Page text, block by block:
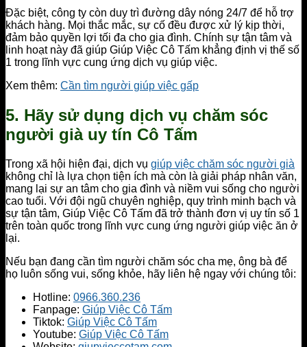
Đặc biệt, công ty còn duy trì đường dây nóng 24/7 để hỗ trợ
khách hàng. Mọi thắc mắc, sự cố đều được xử lý kịp thời,
đảm bảo quyền lợi tối đa cho gia đình. Chính sự tận tâm và
linh hoạt này đã giúp Giúp Việc Cô Tấm khẳng định vị thế số
1 trong lĩnh vực cung ứng dịch vụ giúp việc.
Xem thêm: Cần tìm người giúp việc gấp
5. Hãy sử dụng dịch vụ chăm sóc
người già uy tín Cô Tấm
Trong xã hội hiện đại, dịch vụ giúp việc chăm sóc người già
không chỉ là lựa chọn tiện ích mà còn là giải pháp nhân văn,
mang lại sự an tâm cho gia đình và niềm vui sống cho người
cao tuổi. Với đội ngũ chuyên nghiệp, quy trình minh bạch và
sự tận tâm, Giúp Việc Cô Tấm đã trở thành đơn vị uy tín số 1
trên toàn quốc trong lĩnh vực cung ứng người giúp việc ăn ở
lại.
Nếu bạn đang cần tìm người chăm sóc cha mẹ, ông bà để
họ luôn sống vui, sống khỏe, hãy liên hệ ngay với chúng tôi:
Hotline: 0966.360.236
Fanpage: Giúp Việc Cô Tấm
Tiktok: Giúp Việc Cô Tấm
Youtube: Giúp Việc Cô Tấm